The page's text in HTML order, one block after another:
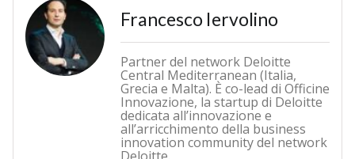
Francesco Iervolino
Partner del network Deloitte
Central Mediterranean (Italia,
Grecia e Malta). È co-lead di Officine
Innovazione, la startup di Deloitte
dedicata all’innovazione e
all’arricchimento della business
innovation community del network